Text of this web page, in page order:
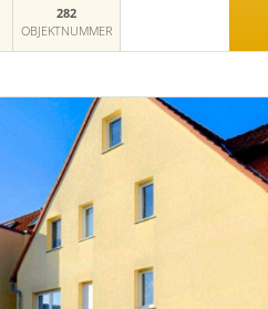
282
OBJEKTNUMMER